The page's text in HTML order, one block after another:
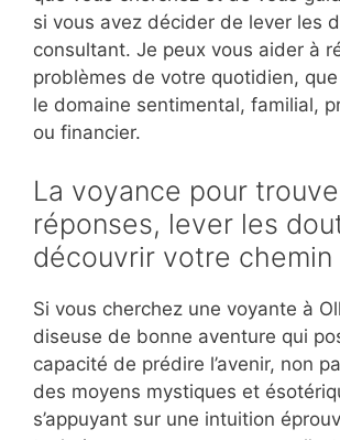
si vous avez décider de lever les
consultant. Je peux vous aider à
problèmes de votre quotidien,
le domaine sentimental, familial,
ou financier.
La voyance pour
réponses, lever les
découvrir votre chemin
Si vous cherchez une voyante à
diseuse de bonne aventure qui
capacité de prédire l’avenir, non
des moyens mystiques et
s’appuyant sur une intuition